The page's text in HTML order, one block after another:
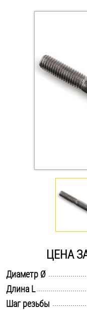
Заклепки
Крюки,
Оснастка и
Саморезы и
Стопорные
ЦЕНА
Диаметр Ø
Длина L
Шаг резьбы